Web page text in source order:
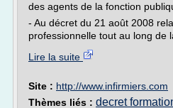
des agents de la fonction
- Au décret du 21 août 2008
professionnelle tout au long de
Lire la suite
Site : http://www.infirmiers.com
Thèmes liés : decret